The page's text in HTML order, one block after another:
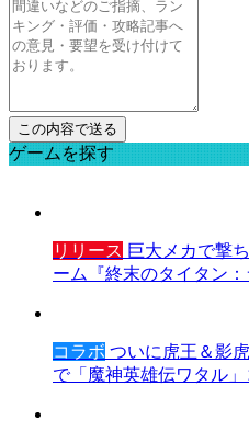
ゲームを探す
リリース 巨大メカで撃
ーム『終末のタイタン
コラボ ついに虎王＆影
で「魔神英雄伝ワタル」